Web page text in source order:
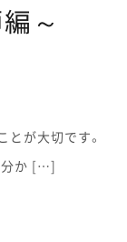
～
が大切です。
分か […]